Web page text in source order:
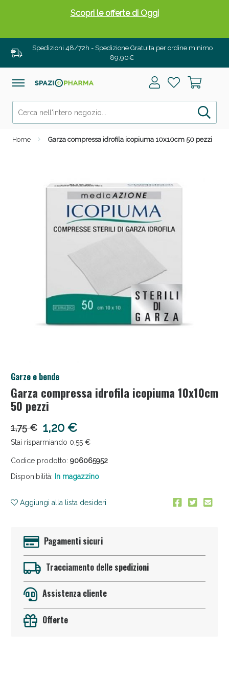
Spedizioni 48/72h - Spedizione Gratuita per ordine minimo
89,90€
Home Garza compressa idrofila icopiuma 10x10cm 50 pezzi
Garze e bende
Garza compressa idrofila icopiuma 10x10cm
50 pezzi
1,75 € 1,20 €
Stai risparmiando 0,55 €
Codice prodotto: 906065952
Disponibilità: In magazzino
Aggiungi alla lista desideri
Pagamenti sicuri
Tracciamento delle spedizioni
Assistenza cliente
Offerte
Scopri le offerte di Oggi
Drenanti e Pancia Piatta: Sconti fino al 55% validi
solo per OGGI!
Salini e Multivitaminici: oggi Sconto extra fino al
Anticellulite e Fanghi: Sconto fino al 40% valido
oggi!